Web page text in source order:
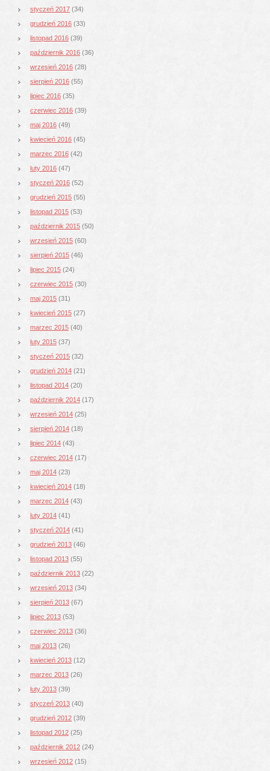
styczeń 2017 (34)
grudzień 2016 (33)
listopad 2016 (39)
październik 2016 (36)
wrzesień 2016 (28)
sierpień 2016 (55)
lipiec 2016 (35)
czerwiec 2016 (39)
maj 2016 (49)
kwiecień 2016 (45)
marzec 2016 (42)
luty 2016 (47)
styczeń 2016 (52)
grudzień 2015 (55)
listopad 2015 (53)
październik 2015 (50)
wrzesień 2015 (60)
sierpień 2015 (46)
lipiec 2015 (24)
czerwiec 2015 (30)
maj 2015 (31)
kwiecień 2015 (27)
marzec 2015 (40)
luty 2015 (37)
styczeń 2015 (32)
grudzień 2014 (21)
listopad 2014 (20)
październik 2014 (17)
wrzesień 2014 (25)
sierpień 2014 (18)
lipiec 2014 (43)
czerwiec 2014 (17)
maj 2014 (23)
kwiecień 2014 (18)
marzec 2014 (43)
luty 2014 (41)
styczeń 2014 (41)
grudzień 2013 (46)
listopad 2013 (55)
październik 2013 (22)
wrzesień 2013 (34)
sierpień 2013 (67)
lipiec 2013 (53)
czerwiec 2013 (36)
maj 2013 (26)
kwiecień 2013 (12)
marzec 2013 (26)
luty 2013 (39)
styczeń 2013 (40)
grudzień 2012 (39)
listopad 2012 (25)
październik 2012 (24)
wrzesień 2012 (15)